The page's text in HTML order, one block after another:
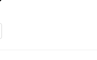
でシェアする
する